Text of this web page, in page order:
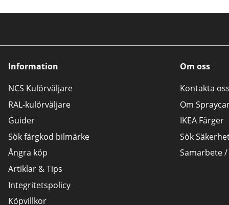
Information
NCS Kulörväljare
RAL-kulörväljare
Guider
Sök färgkod bilmärke
Ångra köp
Artiklar & Tips
Integritetspolicy
Köpvillkor
Om oss
Kontakta
Om
IKEA Färger
Sök
Samarbete